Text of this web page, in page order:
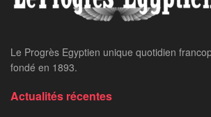
Le Progrès Egyptien unique quotidien
fondé en 1893.
Actualités récentes